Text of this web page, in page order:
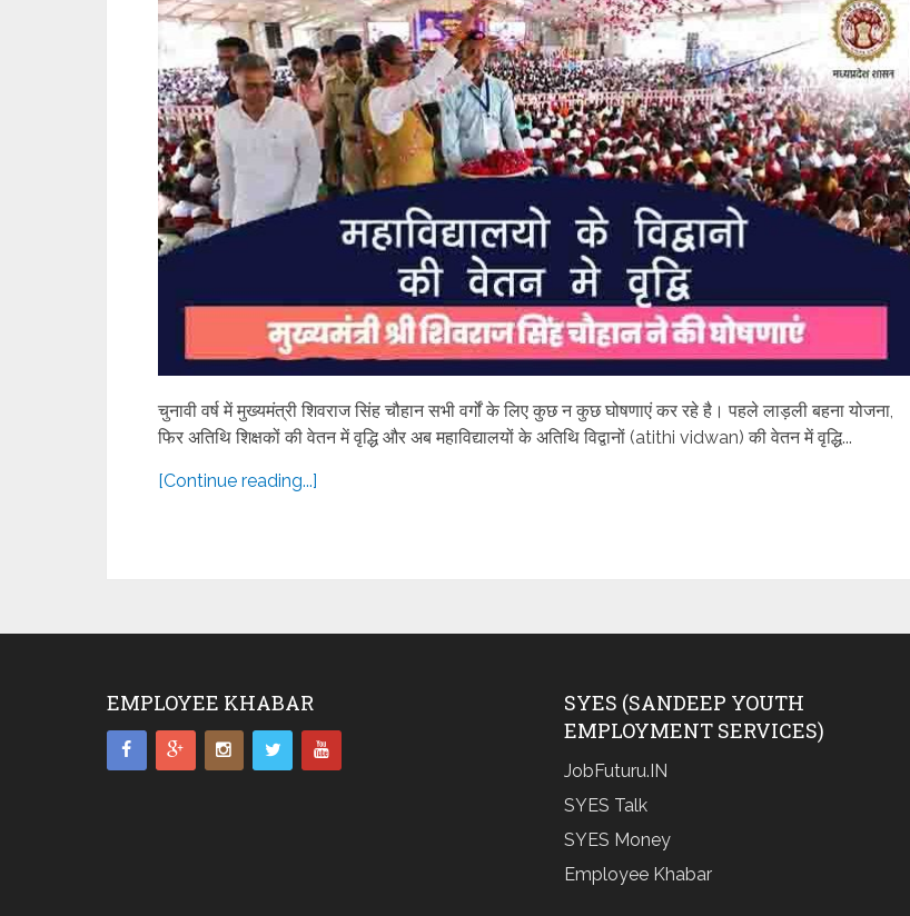
चुनावी वर्ष में मुख्यमंत्री शिवराज सिंह चौहान सभी वर्गों के लिए कुछ न कुछ घोषणाएं कर रहे है। पहले लाड़ली बहना योजना,
फिर अतिथि शिक्षकों की वेतन में वृद्धि और अब महाविद्यालयों के अतिथि विद्वानों (atithi vidwan) की वेतन में वृद्धि...
[Continue reading...]
EMPLOYEE KHABAR
SYES (SANDEEP YOUTH
EMPLOYMENT SERVICES)
JobFuturu.IN
SYES Talk
SYES Money
Employee Khabar